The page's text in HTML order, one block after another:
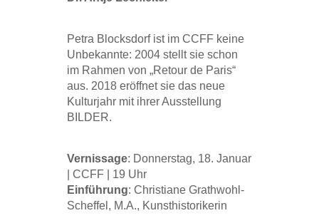
Petra Blocksdorf ist im CCFF keine
Unbekannte: 2004 stellt sie schon
im Rahmen von „Retour de Paris“
aus. 2018 eröffnet sie das neue
Kulturjahr mit ihrer Ausstellung
BILDER.
Vernissage: Donnerstag, 18. Januar
| CCFF | 19 Uhr
Einführung: Christiane Grathwohl-
Scheffel, M.A., Kunsthistorikerin